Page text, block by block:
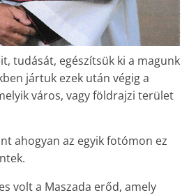
tudását, egészítsük ki a magunk
jártuk ezek után végig a
város, vagy földrajzi terület
ahogyan az egyik fotómon ez
volt a Maszada erőd, amely